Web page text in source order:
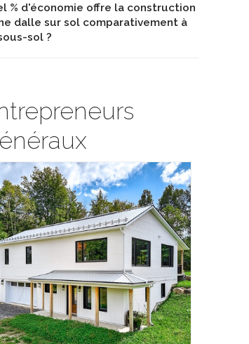
% d'économie offre la construction
dalle sur sol comparativement à
sol ?